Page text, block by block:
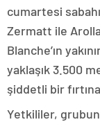
cumartesi
Zermatt ile
Blanche’ın
yaklaşık 3.500
şiddetli bir fırtına
Yetkililer,